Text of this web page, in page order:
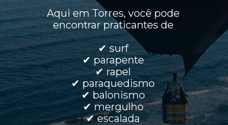
Aqui em Torres, você pode
encontrar praticantes de
✔ surf
✔ parapente
✔ rapel
✔ paraquedismo
✔ balonismo
✔ mergulho
✔ escalada